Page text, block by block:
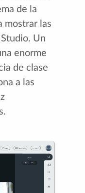
de la
mostrar las
Un
enorme
de clase
a las